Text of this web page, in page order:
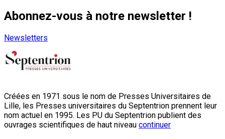
Abonnez-vous à notre newsletter !
Newsletters
Créées en 1971 sous le nom de Presses Universitaires de
Lille, les Presses universitaires du Septentrion prennent leur
nom actuel en 1995. Les PU du Septentrion publient des
ouvrages scientifiques de haut niveau continuer